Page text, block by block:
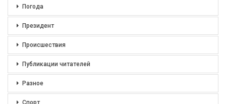
Погода
Президент
Происшествия
Публикации читателей
Разное